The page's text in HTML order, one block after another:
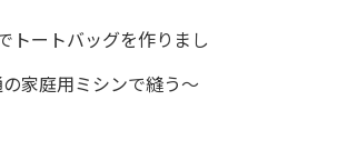
トートバッグを作りまし
家庭用ミシンで縫う〜